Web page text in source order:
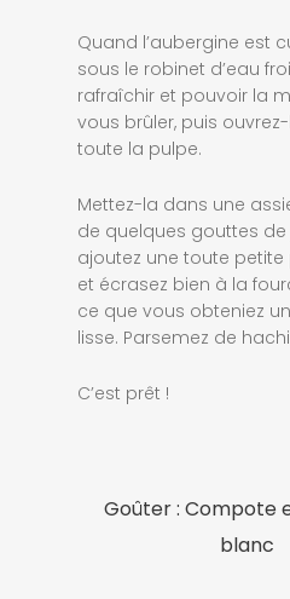
Quand l’aubergine est
sous le robinet d’eau
rafraîchir et pouvoir la
vous brûler, puis
toute la pulpe.
Mettez-la dans une
de quelques gouttes de
ajoutez une toute petite
et écrasez bien à la
ce que vous obteniez
lisse. Parsemez de
C’est prêt !
Goûter : Compote
blanc